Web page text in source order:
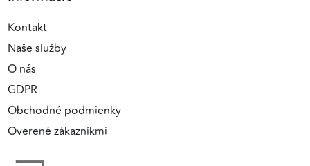
Kontakt
Naše služby
O nás
GDPR
Obchodné podmienky
Overené zákazníkmi